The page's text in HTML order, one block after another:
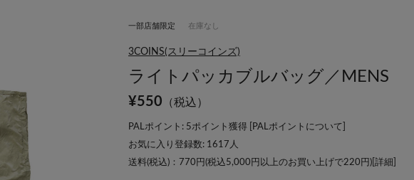
一部店舗限定 在庫なし
3COINS(スリーコインズ)
ライトパッカブルバッグ／MENS
¥550 （税込）
PALポイント: 5ポイント獲得 [ PALポイントについて
お気に入り登録数: 1617 人
送料(税込)：770円(税込5,000円以上のお買い上げで220円)[ 詳細